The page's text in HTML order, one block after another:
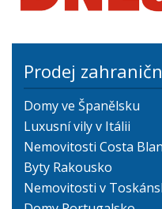
Prodej
Domy ve Španělsku
Luxusní vily v Itálii
Nemovitosti Costa
Byty Rakousko
Nemovitosti v